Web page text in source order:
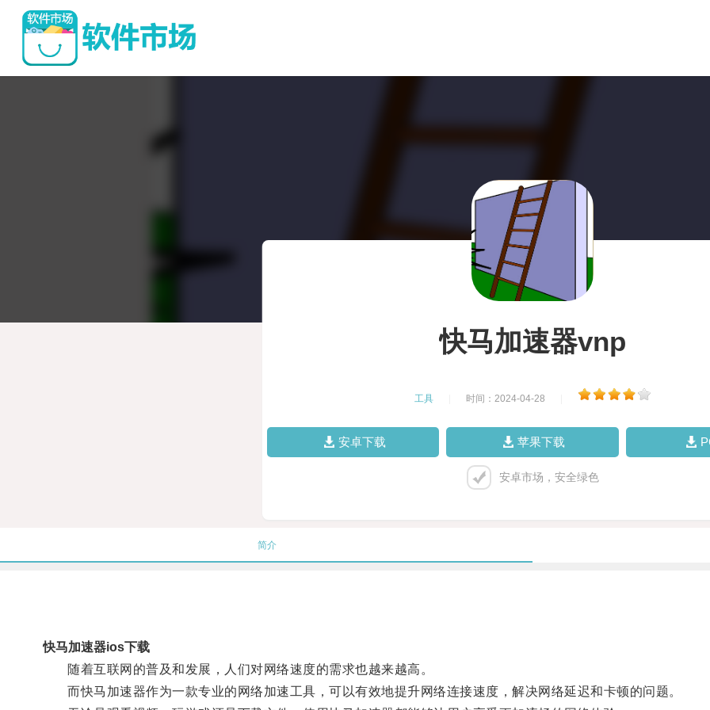
快马加速器vnp
工具 时间：2024-04-28
安卓下载 苹果下载
安卓市场，安全绿色
简介
快马加速器ios下载
随着互联网的普及和发展，人们对网络速度的需求也越来越高。
而快马加速器作为一款专业的网络加速工具，可以有效地提升网络连接速度，解决网络延迟和卡顿的问题。